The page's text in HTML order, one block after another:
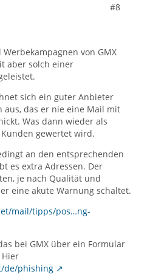
#8
von GMX
aber solch einer
sich ein guter Anbieter
aus, das er nie eine Mail mit
Was dann wieder als
gewertet wird.
an den entsprechenden
es extra Adressen. Der
je nach Qualität und
eine akute Warnung schaltet.
mail/tipps/pos…ng-
bei GMX über ein Formular
de/phishing